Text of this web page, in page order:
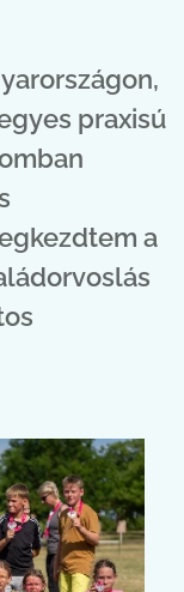
praxisú
a